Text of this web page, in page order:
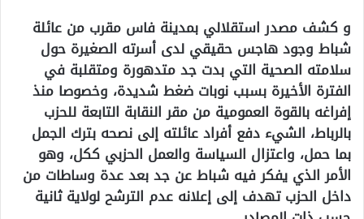
و كشف مصدر استقلالي بمدينة فاس مقرب من عائلة
شباط وجود هاجس حقيقي لدى أسرته الصغيرة حول
سلامته الصحية التي بدت جد متدهورة ومتقلبة في
الفترة الأخيرة بسبب نوبات ضغط شديدة، وخصوصا منذ
إفراغه بالقوة العمومية من مقر النقابة التابعة للحزب
بالرباط، الشيء دفع أفراد عائلته إلى نصحه بترك الجمل
بما حمل، واعتزال السياسة والعمل الحزبي ككل، وهو
الأمر الذي يفكر فيه شباط عن جد بعد عدة وساطات من
داخل الحزب تهدف إلى إعلانه عدم الترشح لولاية ثانية